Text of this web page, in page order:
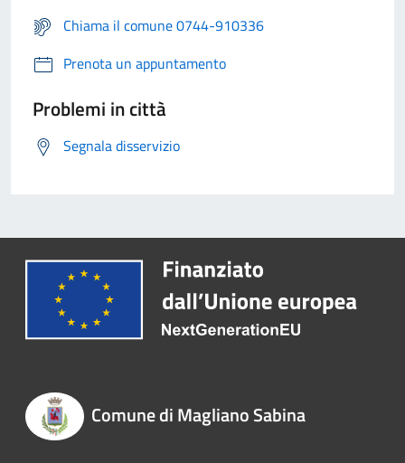
Chiama il comune 0744-910336
Prenota un appuntamento
Problemi in città
Segnala disservizio
Comune di Magliano Sabina